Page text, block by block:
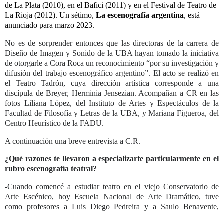
de La Plata (2010), en el Bafici (2011) y en el Festival de Teatro de
La Rioja (2012). Un sétimo, La escenografía argentina, está
anunciado para marzo 2023.
No es de sorprender entonces que las directoras de la carrera de
Diseño de Imagen y Sonido de la UBA hayan tomado la iniciativa
de otorgarle a Cora Roca un reconocimiento “por su investigación y
difusión del trabajo escenográfico argentino”. El acto se realizó en
el Teatro Tadrón, cuya dirección artística corresponde a una
discípula de Breyer, Herminia Jensezian. Acompañan a CR en las
fotos Liliana López, del Instituto de Artes y Espectáculos de la
Facultad de Filosofía y Letras de la UBA, y Mariana Figueroa, del
Centro Heurístico de la FADU.
A continuación una breve entrevista a C.R.
¿Qué razones te llevaron a especializarte particularmente en el
rubro escenografía teatral?
-Cuando comencé a estudiar teatro en el viejo Conservatorio de
Arte Escénico, hoy Escuela Nacional de Arte Dramático, tuve
como profesores a Luis Diego Pedreira y a Saulo Benavente,